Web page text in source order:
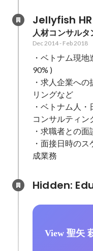
Jellyfish
人材コンサルタ
Dec 2014- Feb 2018
・ベトナム現
90% )
・求人企業へ
リングなど
・ベトナム人
コンサルティン
・求職者との
・面接日時の
成業務
View 聖矢